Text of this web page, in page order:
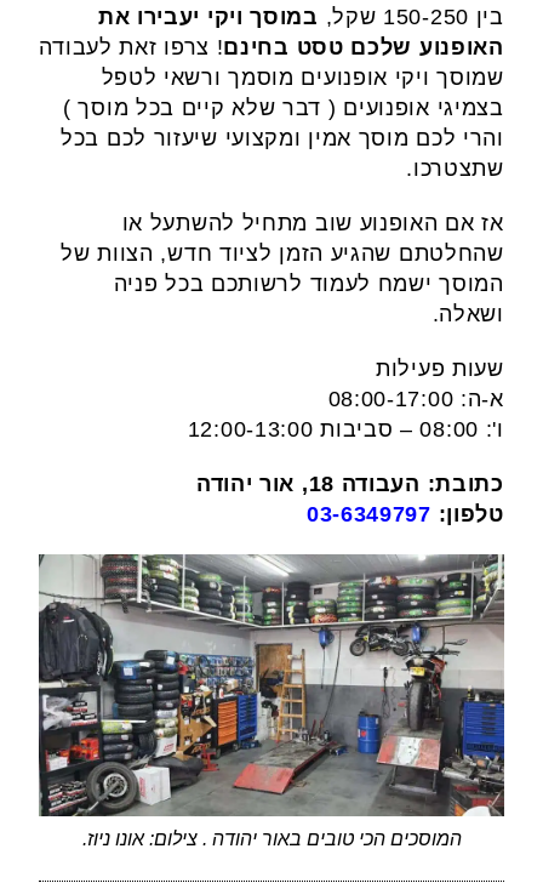
בין 150-250 שקל,
במוסך ויקי יעבירו את
האופנוע שלכם טסט בחינם! צרפו זאת לעבודה
שמוסך ויקי אופנועים מוסמך ורשאי לטפל
בצמיגי אופנועים ( דבר שלא קיים בכל מוסך )
והרי לכם מוסך אמין ומקצועי שיעזור לכם בכל
שתצטרכו.
אז אם האופנוע שוב מתחיל להשתעל או
שהחלטתם שהגיע הזמן לציוד חדש, הצוות של
המוסך ישמח לעמוד לרשותכם בכל פניה
ושאלה.
שעות פעילות
א-ה: 08:00-17:00
ו': 08:00 – סביבות 12:00-13:00
כתובת: העבודה 18, אור יהודה
טלפון: 03-6349797
המוסכים הכי טובים באור יהודה . צילום: אונו ניוז.